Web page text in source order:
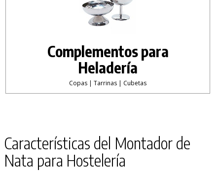
Complementos para
Heladería
Copas | Tarrinas | Cubetas
Características del Montador de
Nata para Hostelería